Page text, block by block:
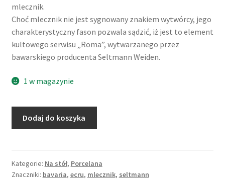
mlecznik.
Choć mlecznik nie jest sygnowany znakiem wytwórcy, jego
charakterystyczny fason pozwala sądzić, iż jest to element
kultowego serwisu „Roma”, wytwarzanego przez
bawarskiego producenta Seltmann Weiden.
1 w magazynie
"Roma"
Seltmann
Dodaj do koszyka
Kategorie: Na stół, Porcelana
Znaczniki: bavaria, ecru, mlecznik, seltmann